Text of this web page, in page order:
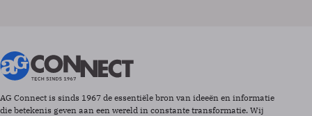
AG Connect is sinds 1967 de essentiële bron van ideeën en informatie
die betekenis geven aan een wereld in constante transformatie. Wij